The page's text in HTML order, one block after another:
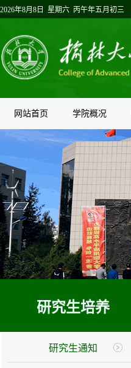
2026年8月8日 星期六 丙午年五月初三
网站首页 学院概况
研究生培养
研究生通知